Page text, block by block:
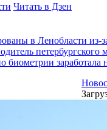
Читать в Дзен
в Ленобласти
биометрии заработала